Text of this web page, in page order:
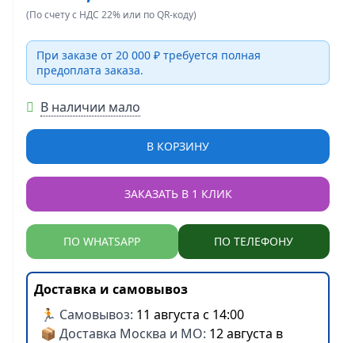
(По счету с НДС 22% или по QR-коду)
При заказе от 20 000 ₽ требуется полная
предоплата заказа.
В наличии мало
В КОРЗИНУ
ЗАКАЗАТЬ В 1 КЛИК
ПО WHATSAPP ПО ТЕЛЕФОНУ
Доставка и самовывоз
🏃 Самовывоз: 11 августа с 14:00
📦 Доставка Москва и МО: 12 августа в